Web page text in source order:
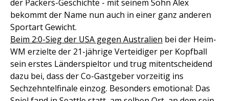
der Packers-Geschichte - mit seinem Sohn Alex
bekommt der Name nun auch in einer ganz anderen
Sportart Gewicht.
Beim 2:0-Sieg der USA gegen Australien bei der Heim-
WM erzielte der 21-jährige Verteidiger per Kopfball
sein erstes Länderspieltor und trug mitentscheidend
dazu bei, dass der Co-Gastgeber vorzeitig ins
Sechzehntelfinale einzog. Besonders emotional: Das